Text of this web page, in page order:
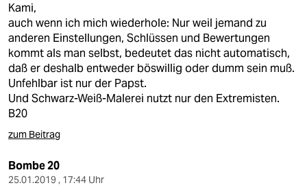
shop
fragen & hilfe
unterstützen
abo
genossenschaft
Kami,
auch wenn ich mich wiederhole: Nur weil jemand zu
anderen Einstellungen, Schlüssen und Bewertungen
kommt als man selbst, bedeutet das nicht automatisch,
daß er deshalb entweder böswillig oder dumm sein muß.
Unfehlbar ist nur der Papst.
Und Schwarz-Weiß-Malerei nutzt nur den Extremisten.
B20
zum Beitrag
Bombe 20
25.01.2019 , 17:44 Uhr